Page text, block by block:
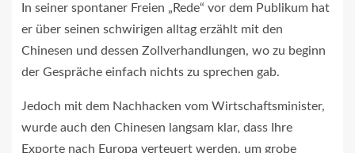
In seiner spontaner Freien „Rede“ vor dem Publikum hat
er über seinen schwirigen alltag erzählt mit den
Chinesen und dessen Zollverhandlungen, wo zu beginn
der Gespräche einfach nichts zu sprechen gab.
Jedoch mit dem Nachhacken vom Wirtschaftsminister,
wurde auch den Chinesen langsam klar, dass Ihre
Exporte nach Europa verteuert werden, um grobe